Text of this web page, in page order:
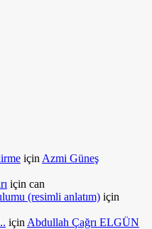
için Azmi Güneş
için can
(resimli anlatım) için
için Abdullah Çağrı ELGÜN